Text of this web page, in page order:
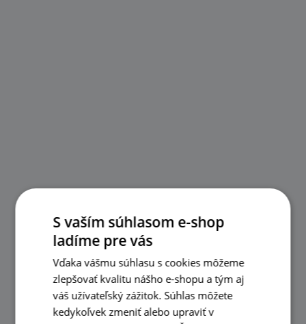
S vaším súhlasom e-shop
ladíme pre vás
Vďaka vášmu súhlasu s cookies môžeme
zlepšovať kvalitu nášho e-shopu a tým aj
váš užívateľský zážitok. Súhlas môžete
kedykoľvek zmeniť alebo upraviť v